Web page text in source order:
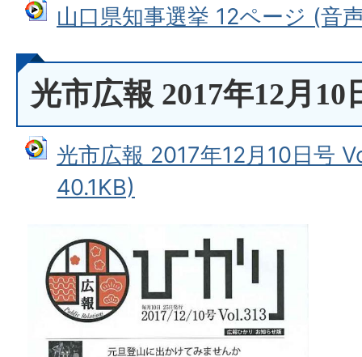
山口県知事選挙 12ページ (音
光市広報 2017年12月10
光市広報 2017年12月10日号
40.1KB)